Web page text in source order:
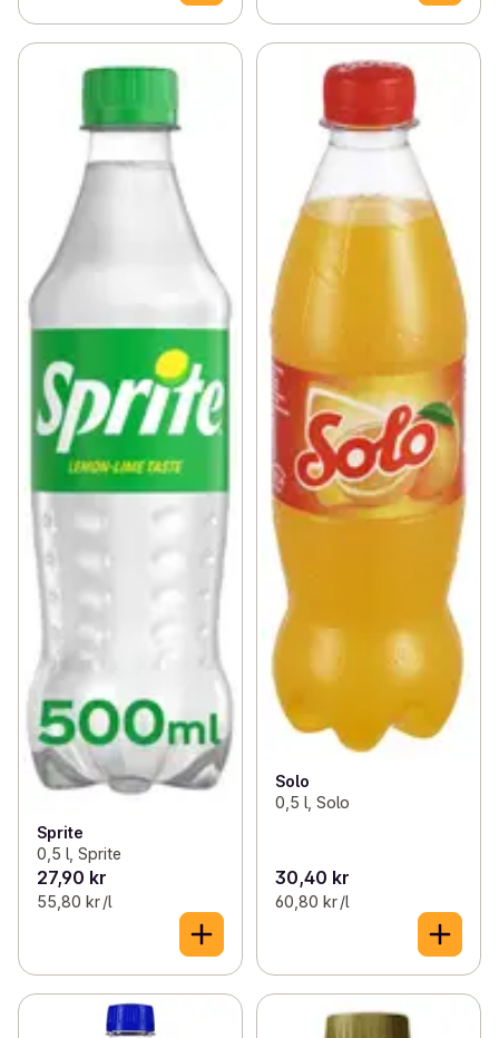
Sprite
0,5 l, Sprite
27,90 kr
55,80 kr /l
Solo
0,5 l, Solo
30,40 kr
60,80 kr /l